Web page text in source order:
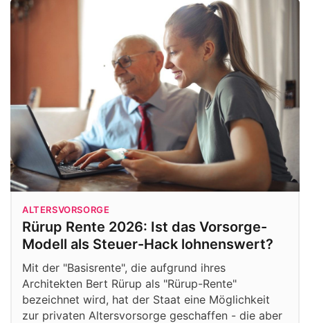
ALTERSVORSORGE
Rürup Rente 2026: Ist das Vorsorge-
Modell als Steuer-Hack lohnenswert?
Mit der "Basisrente", die aufgrund ihres
Architekten Bert Rürup als "Rürup-Rente"
bezeichnet wird, hat der Staat eine Möglichkeit
zur privaten Altersvorsorge geschaffen - die aber